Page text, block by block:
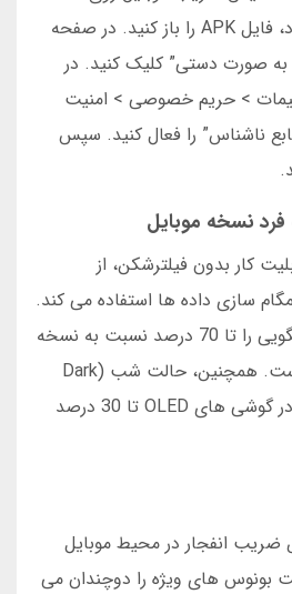
اندروید 14، پس از دانلود، فایل APK را باز کنید. در صفحه
صورت دستی” کلیک کنید. در
> حریم خصوصی > امنیت
ناشناس” را فعال کنید. سپس
نسخه موبایل
کار بدون فیلترشکن، از
سازی داده ها استفاده می کند.
این روش، سرعت پاسخگویی را تا 70 درصد نسبت به نسخه
دسکتاپ افزایش داده است. همچنین، حالت شب (Dark
Mode) مصرف باتری را در گوشی های OLED تا 30 درصد
ضریب انفجار در محیط موبایل
بونوس های ویژه را دوچندان می